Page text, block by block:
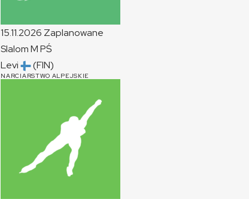
15.11.2026 Zaplanowane
SlalomM PŚ
Levi
(FIN)
NARCIARSTWO ALPEJSKIE